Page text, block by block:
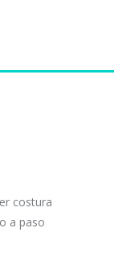
costura
a paso